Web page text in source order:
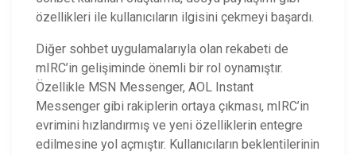
özellikleri ile kullanıcıların ilgisini çekmeyi başardı.
Diğer sohbet uygulamalarıyla olan rekabeti de
mIRC’in gelişiminde önemli bir rol oynamıştır.
Özellikle MSN Messenger, AOL Instant
Messenger gibi rakiplerin ortaya çıkması, mIRC’in
evrimini hızlandırmış ve yeni özelliklerin entegre
edilmesine yol açmıştır. Kullanıcıların beklentilerinin